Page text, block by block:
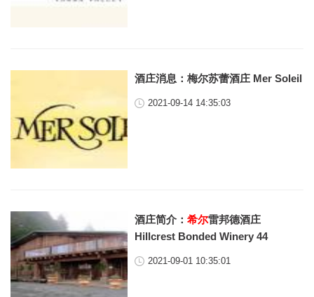
酒庄消息：梅尔苏蕾酒庄 Mer Soleil
2021-09-14 14:35:03
酒庄简介：希尔雷邦德酒庄
Hillcrest Bonded Winery 44
2021-09-01 10:35:01